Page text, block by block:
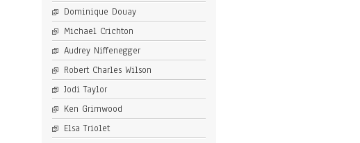
Dominique Douay
Michael Crichton
Audrey Niffenegger
Robert Charles Wilson
Jodi Taylor
Ken Grimwood
Elsa Triolet